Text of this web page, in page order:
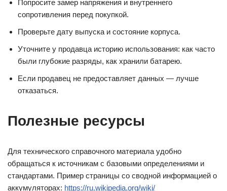
Попросите замер напряжения и внутреннего
сопротивления перед покупкой.
Проверьте дату выпуска и состояние корпуса.
Уточните у продавца историю использования: как часто
были глубокие разряды, как хранили батарею.
Если продавец не предоставляет данных — лучше
отказаться.
Полезные ресурсы
Для технического справочного материала удобно
обращаться к источникам с базовыми определениями и
стандартами. Пример страницы со сводной информацией о
аккумуляторах: https://ru.wikipedia.org/wiki/